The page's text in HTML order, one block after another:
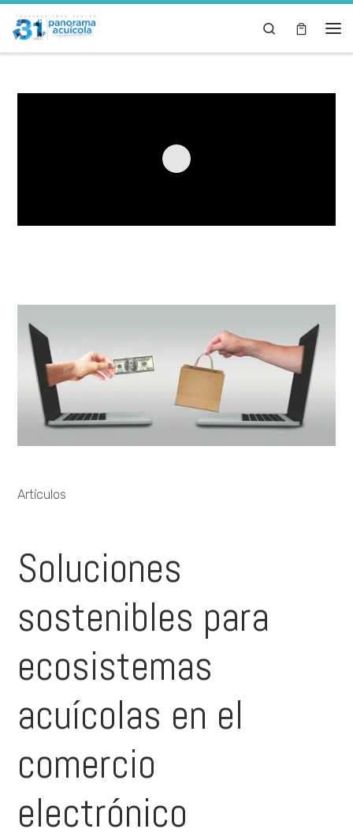
Skip to content Search
Artículos
Soluciones
sostenibles para
ecosistemas
acuícolas en el
comercio
electrónico